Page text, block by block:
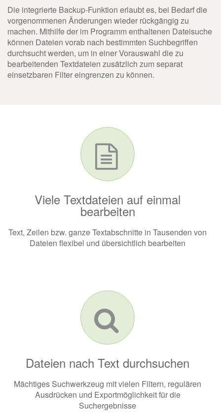
Die integrierte Backup-Funktion erlaubt es, bei Bedarf die
vorgenommenen Änderungen wieder rückgängig zu
machen. Mithilfe der im Programm enthaltenen Dateisuche
können Dateien vorab nach bestimmten Suchbegriffen
durchsucht werden, um in einer Vorauswahl die zu
bearbeitenden Textdateien zusätzlich zum separat
einsetzbaren Filter eingrenzen zu können.
Viele Textdateien auf einmal
bearbeiten
Text, Zeilen bzw. ganze Textabschnitte in Tausenden von
Dateien flexibel und übersichtlich bearbeiten
Dateien nach Text durchsuchen
Mächtiges Suchwerkzeug mit vielen Filtern, regulären
Ausdrücken und Export­möglichkeit für die
Suchergebnisse